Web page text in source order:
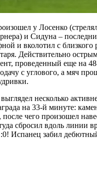
у Лосенко
и Сидуна –
и вколотил с близкого
Действительно
проведенный еще на
с углового, а мяч
несколько
на 33-й минуте:
после чего произошел
сбросил вдоль линии
Испанец забил